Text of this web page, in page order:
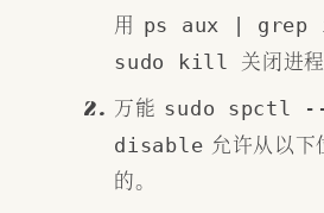
用 ps aux |
sudo kill 关闭进程
万能 sudo spctl
disable 允许从以下
的。